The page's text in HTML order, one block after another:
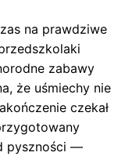
na prawdziwe
zabawy
że uśmiechy nie
czekał
pyszności —